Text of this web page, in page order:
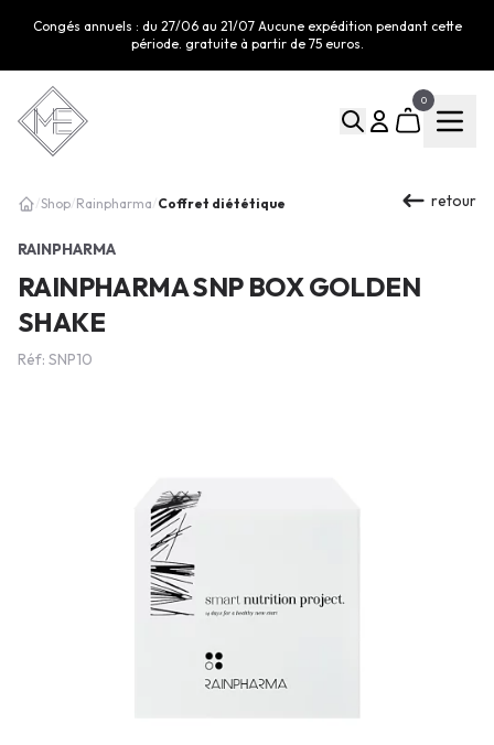
Congés annuels : du 27/06 au 21/07 Aucune expédition pendant cette
période. gratuite à partir de 75 euros.
0
/Shop/ Rainpharma/ Coffret diététique retour
RAINPHARMA
RAINPHARMA SNP BOX GOLDEN
SHAKE
Réf: SNP10